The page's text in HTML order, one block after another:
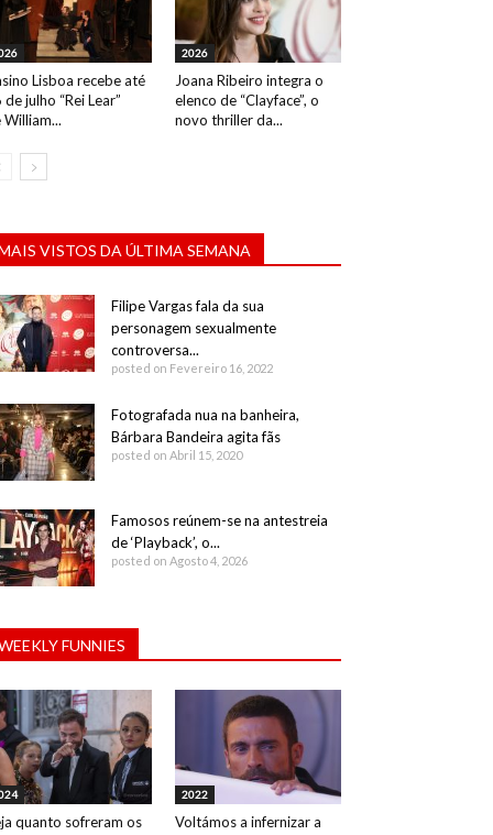
Lisboa recebe até
de julho “Rei Lear”
William...
2026
Joana Ribeiro integra o
elenco de “Clayface”, o
novo thriller da...
VISTOS DA ÚLTIMA SEMANA
Filipe Vargas fala da sua
personagem sexualmente
controversa...
posted on Fevereiro 16, 2022
Fotografada nua na banheira,
Bárbara Bandeira agita fãs
posted on Abril 15, 2020
Famosos reúnem-se na antestreia
de ‘Playback’, o...
posted on Agosto 4, 2026
FUNNIES
quanto sofreram os
2022
Voltámos a infernizar a